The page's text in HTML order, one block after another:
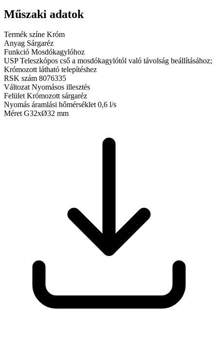
Műszaki adatok
Termék színe Króm
Anyag Sárgaréz
Funkció Mosdókagylóhoz
USP Teleszkópos cső a mosdókagylótól való távolság beállításához;
Krómozott látható telepítéshez
RSK szám 8076335
Változat Nyomásos illesztés
Felület Krómozott sárgaréz
Nyomás áramlási hőmérséklet 0,6 l/s
Méret G32xØ32 mm